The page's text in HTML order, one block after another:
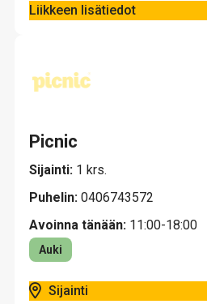
Liikkeen lisätiedot
Picnic
Sijainti: 1 krs.
Puhelin: 0406743572
Avoinna tänään: 11:00-18:00
Auki
Sijainti